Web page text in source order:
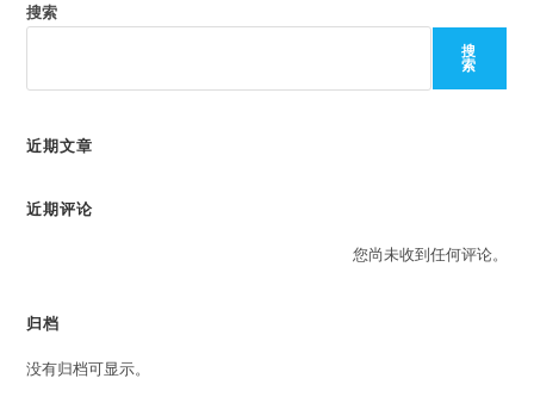
搜索
搜
索
近期文章
近期评论
您尚未收到任何评论。
归档
没有归档可显示。